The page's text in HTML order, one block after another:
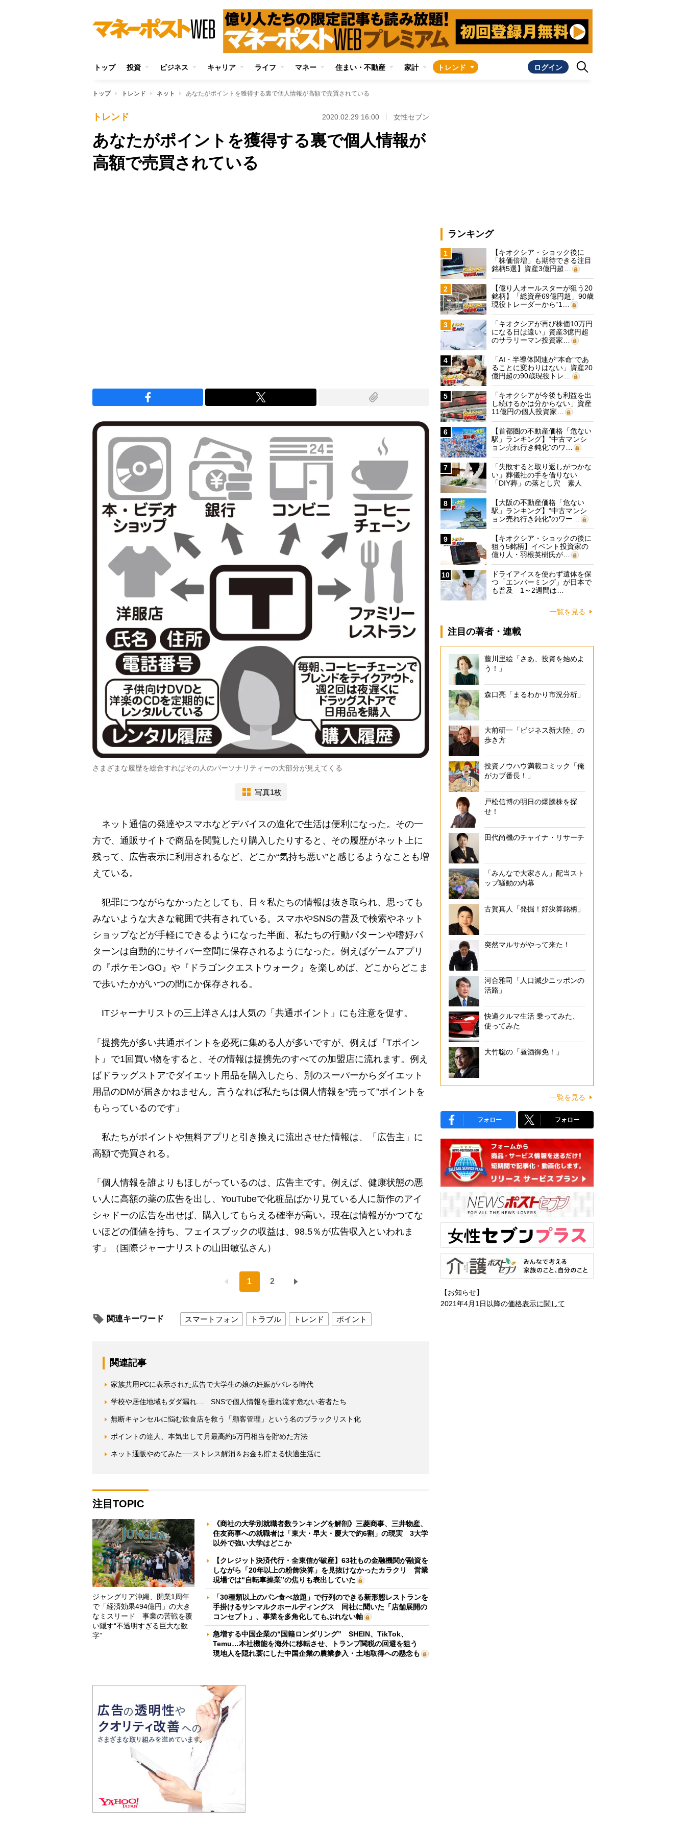
トップ 投資 ビジネス キャリア ライフ マネー 住まい・不動産 家計 トレンド ログイン
トップ トレンド ネット あなたがポイントを獲得する裏で個人情報が高額で売買されている
トレンド 2020.02.29 16:00 女性セブン
あなたがポイントを獲得する裏で個人情報が
高額で売買されている
さまざまな履歴を総合すればその人のパーソナリティーの大部分が見えてくる
写真1枚
ネット通信の発達やスマホなどデバイスの進化で生活は便利になった。その一
方で、通販サイトで商品を閲覧したり購入したりすると、その履歴がネット上に
残って、広告表示に利用されるなど、どこか“気持ち悪い”と感じるようなことも増
えている。
犯罪につながらなかったとしても、日々私たちの情報は抜き取られ、思っても
みないような大きな範囲で共有されている。スマホやSNSの普及で検索やネット
ショップなどが手軽にできるようになった半面、私たちの行動パターンや嗜好パ
ターンは自動的にサイバー空間に保存されるようになった。例えばゲームアプリ
の『ポケモンGO』や『ドラゴンクエストウォーク』を楽しめば、どこからどこま
で歩いたかがいつの間にか保存される。
ITジャーナリストの三上洋さんは人気の「共通ポイント」にも注意を促す。
「提携先が多い共通ポイントを必死に集める人が多いですが、例えば『Tポイン
ト』で1回買い物をすると、その情報は提携先のすべての加盟店に流れます。例え
ばドラッグストアでダイエット用品を購入したら、別のスーパーからダイエット
用品のDMが届きかねません。言うなれば私たちは個人情報を“売って”ポイントを
もらっているのです」
私たちがポイントや無料アプリと引き換えに流出させた情報は、「広告主」に
高額で売買される。
「個人情報を誰よりもほしがっているのは、広告主です。例えば、健康状態の悪
い人に高額の薬の広告を出し、YouTubeで化粧品ばかり見ている人に新作のアイ
シャドーの広告を出せば、購入してもらえる確率が高い。現在は情報がかつてな
いほどの価値を持ち、フェイスブックの収益は、98.5％が広告収入といわれま
す」（国際ジャーナリストの山田敏弘さん）
1 2
関連キーワード スマートフォン トラブル トレンド ポイント
関連記事
家族共用PCに表示された広告で大学生の娘の妊娠がバレる時代
学校や居住地域もダダ漏れ… SNSで個人情報を垂れ流す危ない若者たち
無断キャンセルに悩む飲食店を救う「顧客管理」という名のブラックリスト化
ポイントの達人、本気出して月最高約5万円相当を貯めた方法
ネット通販やめてみた──ストレス解消＆お金も貯まる快適生活に
注目TOPIC
ジャングリア沖縄、開業1周年
で「経済効果494億円」の大き
なミスリード 事業の苦戦を覆
い隠す“不透明すぎる巨大な数
字”
《商社の大学別就職者数ランキングを解剖》三菱商事、三井物産、
住友商事への就職者は「東大・早大・慶大で約6割」の現実 3大学
以外で強い大学はどこか
【クレジット決済代行・全東信が破産】63社もの金融機関が融資を
しながら「20年以上の粉飾決算」を見抜けなかったカラクリ 営業
現場では“自転車操業”の焦りも表出していた
「30種類以上のパン食べ放題」で行列のできる新形態レストランを
手掛けるサンマルクホールディングス 同社に聞いた「店舗展開の
コンセプト」、事業を多角化してもぶれない軸
急増する中国企業の“国籍ロンダリング” SHEIN、TikTok、
Temu…本社機能を海外に移転させ、トランプ関税の回避を狙う
現地人を隠れ蓑にした中国企業の農業参入・土地取得への懸念も
ランキング
1
【キオクシア・ショック後に
「株価倍増」も期待できる注目
銘柄5選】資産3億円超…
2
【億り人オールスターが狙う20
銘柄】「総資産69億円超」90歳
現役トレーダーから“1…
3
「キオクシアが再び株価10万円
になる日は遠い」資産3億円超
のサラリーマン投資家…
4
「AI・半導体関連が“本命”であ
ることに変わりはない」資産20
億円超の90歳現役トレ…
5
「キオクシアが今後も利益を出
し続けるかは分からない」資産
11億円の個人投資家…
6
【首都圏の不動産価格「危ない
駅」ランキング】“中古マンシ
ョン売れ行き鈍化”のワ…
7
「失敗すると取り返しがつかな
い」葬儀社の手を借りない
「DIY葬」の落とし穴 素人
に…
8
【大阪の不動産価格「危ない
駅」ランキング】“中古マンシ
ョン売れ行き鈍化”のワー…
9
【キオクシア・ショックの後に
狙う5銘柄】イベント投資家の
億り人・羽根英樹氏が…
10
ドライアイスを使わず遺体を保
つ「エンバーミング」が日本で
も普及 1～2週間は…
一覧を見る
注目の著者・連載
藤川里絵「さあ、投資を始めよ
う！」
森口亮「まるわかり市況分析」
大前研一「ビジネス新大陸」の
歩き方
投資ノウハウ満載コミック「俺
がカブ番長！」
戸松信博の明日の爆騰株を探
せ！
田代尚機のチャイナ・リサーチ
「みんなで大家さん」配当スト
ップ騒動の内幕
古賀真人「発掘！好決算銘柄」
突然マルサがやって来た！
河合雅司「人口減少ニッポンの
活路」
快適クルマ生活 乗ってみた、
使ってみた
大竹聡の「昼酒御免！」
一覧を見る
フォロー フォロー
【お知らせ】
2021年4月1日以降の価格表示に関して